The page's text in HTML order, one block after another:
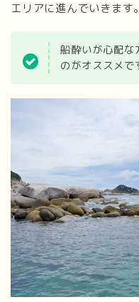
エリアに進んでいきます。
船酔いが心配な
のがオススメで